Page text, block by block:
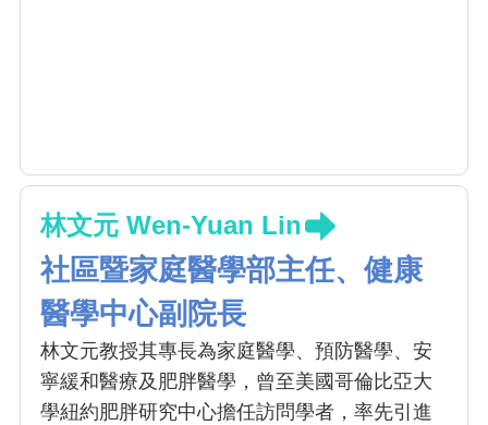
林文元 Wen-Yuan Lin
社區暨家庭醫學部主任、健康
醫學中心副院長
林文元教授其專長為家庭醫學、預防醫學、安
寧緩和醫療及肥胖醫學，曾至美國哥倫比亞大
學紐約肥胖研究中心擔任訪問學者，率先引進